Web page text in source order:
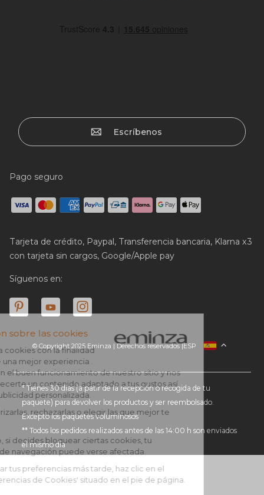
Escríbenos
Pago seguro
Tarjeta de crédito, Paypal, Transferencia bancaria, Klarna x3
con tarjeta sin cargos, Google/Apple pay
Síguenos en:
© Copyright 2025 Eminza | Derechos reservados |
FRANCIA
ALEMANIA
PAÍSES BAJOS
ESP
* Tienes 30 días (a patir de la recepción o recogida de tu
paquete) para devolver los productos y ser reembolsado.
Excepto los paquetes voluminosos
** Todos los pedidos realizados antes de las 14:00 h son enviados
el mismo día